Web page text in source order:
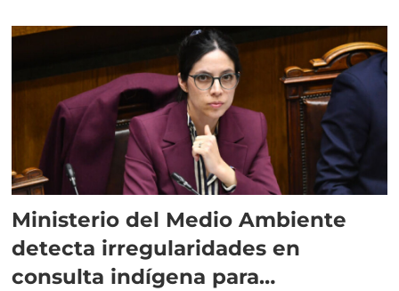
Ministerio del Medio Ambiente
detecta irregularidades en
consulta indígena para